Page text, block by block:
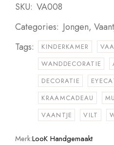
SKU: VA008
Categories: Jongen,
Tags:
KINDERKAMER
WANDDECORATIE
DECORATIE
KRAAMCADEAU
VAANTJE
VILT
Merk:LooK Handgemaakt